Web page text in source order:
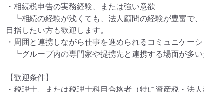
・相続税申告の実務経験、または強い意欲
┗相続の経験が浅くても、法人顧問の経験が豊富で、
目指したい方も歓迎します。
・周囲と連携しながら仕事を進められるコミュニケー
┗グループ内の専門家や提携先と連携する場面が多い
【歓迎条件】
・税理士、または税理士科目合格者（特に資産税・法人